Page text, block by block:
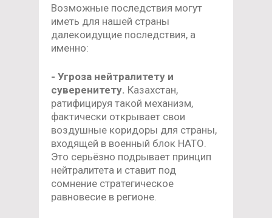
Возможные последствия могут
иметь для нашей страны
далекоидущие последствия, а
именно:
- Угроза нейтралитету и
суверенитету. Казахстан,
ратифицируя такой механизм,
фактически открывает свои
воздушные коридоры для страны,
входящей в военный блок НАТО.
Это серьёзно подрывает принцип
нейтралитета и ставит под
сомнение стратегическое
равновесие в регионе.